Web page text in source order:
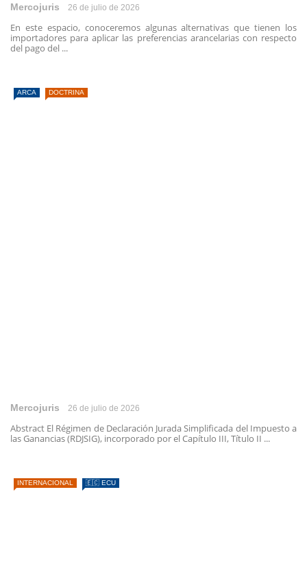
Mercojuris 26 de julio de 2026
En este espacio, conoceremos algunas alternativas que tienen los
importadores para aplicar las preferencias arancelarias con respecto
del pago del ...
ARCA DOCTRINA
Mercojuris 26 de julio de 2026
Abstract El Régimen de Declaración Jurada Simplificada del Impuesto a
las Ganancias (RDJSIG), incorporado por el Capítulo III, Título II ...
INTERNACIONAL 🇪🇨 ECU